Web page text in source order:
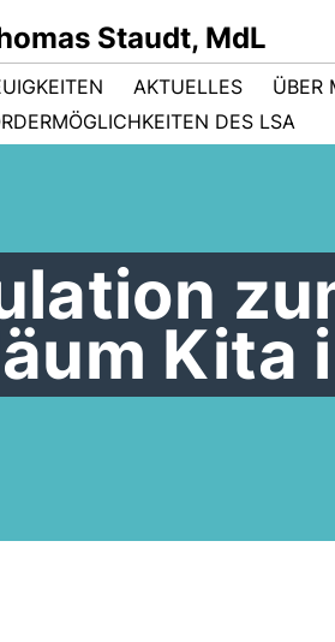
Staudt, MdL
AKTUELLES ÜBER
DES LSA
Kita